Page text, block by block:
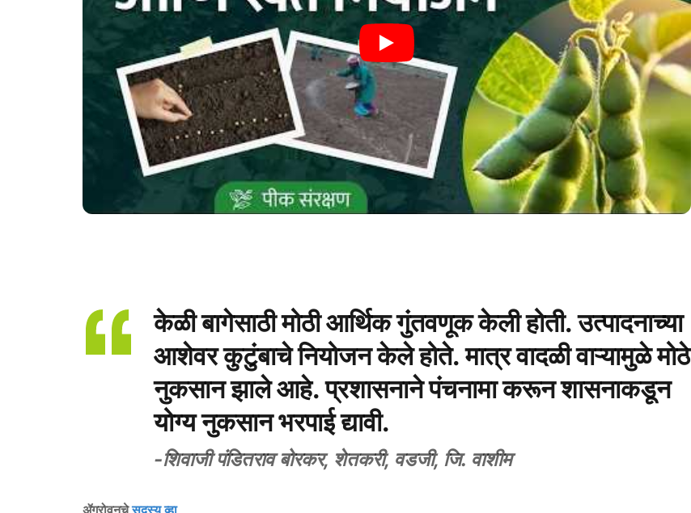
केळी बागेसाठी मोठी आर्थिक गुंतवणूक केली होती. उत्पादनाच्या
आशेवर कुटुंबाचे नियोजन केले होते. मात्र वादळी वाऱ्यामुळे मोठे
नुकसान झाले आहे. प्रशासनाने पंचनामा करून शासनाकडून
योग्य नुकसान भरपाई द्यावी.
-शिवाजी पंडितराव बोरकर, शेतकरी, वडजी, जि. वाशीम
ॲग्रोवनचेसदस्य व्हा